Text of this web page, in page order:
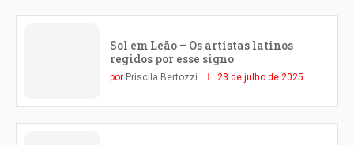
Sol em Leão – Os artistas latinos
regidos por esse signo
por Priscila Bertozzi 23 de julho de 2025